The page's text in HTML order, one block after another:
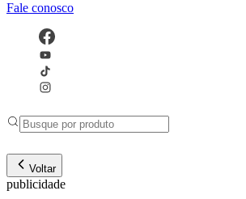
Fale conosco
Voltar
publicidade